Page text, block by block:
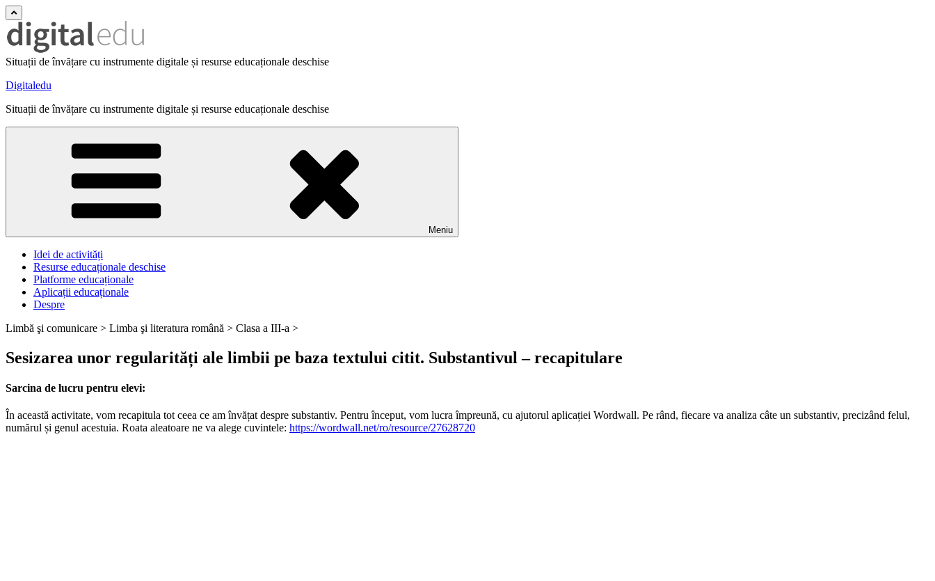
Situații de învățare cu instrumente digitale și resurse educaționale deschise
Digitaledu
Situații de învățare cu instrumente digitale și resurse educaționale deschise
Meniu
Idei de activități
Resurse educaționale deschise
Platforme educaționale
Aplicații educaționale
Despre
Limbă şi comunicare > Limba şi literatura română > Clasa a III-a >
Sesizarea unor regularități ale limbii pe baza textului citit. Substantivul – recapitulare
Sarcina de lucru pentru elevi:
În această activitate, vom recapitula tot ceea ce am învățat despre substantiv. Pentru început, vom lucra împreună, cu ajutorul aplicației Wordwall. Pe rând, fiecare va analiza câte un substantiv, precizând felul,
numărul și genul acestuia. Roata aleatoare ne va alege cuvintele: https://wordwall.net/ro/resource/27628720